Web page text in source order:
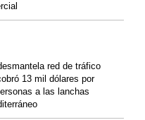
red de tráfico
13 mil dólares por
a las lanchas